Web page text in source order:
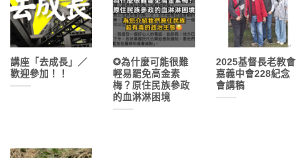
講座「去成長」／
歡迎參加！！
✪為什麼可能很難
輕易罷免高金素
梅？原住民族參政
的血淋淋困境
2025基督長老教會
嘉義中會228紀念
會講稿